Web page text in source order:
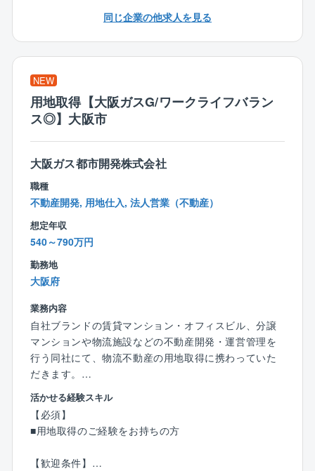
※3～4棟程度、同時に担当いただきます。
〈施工エリア〉
【魅力】
■裁量のある働き方：仕事の進め方は個人の裁量に任さ
■実績に応じた給与体系：上司の評価ではなく、成果に
応じた報酬が支給されます。
ベートとの両立や資格取得の勉強時間が確保できま
す。
■一貫した業務経験：土地の仕入れから設計、完成まで
ます。
■年休139日！：長期休暇の前後に＋＠で休みを取るこ
とが可能！
■転勤なし：腰を据えて働けます！施工エリアは京阪神
のため、出張もありません！
■現年収保証！：前職（現職）給与を最大限保証します
ので、今よりもより良い生活が実現可能です！
同じ企業の他求人を見る
NEW
用地取得【大阪ガスG/ワークライフバラン
ス◎】大阪市
大阪ガス都市開発株式会社
職種
不動産開発, 用地仕入, 法人営業（不動産）
想定年収
540～790万円
勤務地
大阪府
業務内容
自社ブランドの賃貸マンション・オフィスビル、分譲
マンションや物流施設などの不動産開発・運営管理を
行う同社にて、物流不動産の用地取得に携わっていた
だきます。
【具体的には】
■物流不動産の用地仕入れ～用地開発業務
（建物を建てられる状態までの推進を行っていただき
活かせる経験スキル
【必須】
■用地取得のご経験をお持ちの方
【歓迎条件】